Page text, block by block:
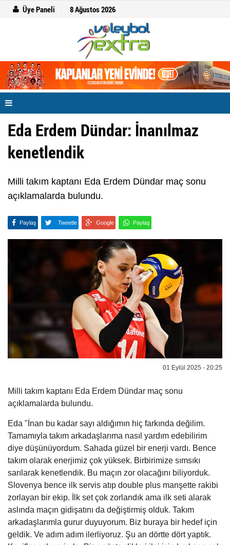
Üye Paneli 8 Ağustos 2026
Eda Erdem Dündar: İnanılmaz
kenetlendik
Milli takım kaptanı Eda Erdem Dündar maç sonu
açıklamalarda bulundu.
Paylaş Tweetle Google Paylaş
01 Eylül 2025 - 20:25
Milli takım kaptanı Eda Erdem Dündar maç sonu
açıklamalarda bulundu.
Eda "İnan bu kadar sayı aldığımın hiç farkında değilim.
Tamamıyla takım arkadaşlarıma nasıl yardım edebilirim
diye düşünüyordum. Sahada güzel bir enerji vardı. Bence
takım olarak enerjimiz çok yüksek. Birbirimize sımsıkı
sarılarak kenetlendik. Bu maçın zor olacağını biliyorduk.
Slovenya bence ilk servis atıp double plus manşette rakibi
zorlayan bir ekip. İlk set çok zorlandık ama ilk seti alarak
aslında maçın gidişatını da değiştirmiş olduk. Takım
arkadaşlarımla gurur duyuyorum. Biz buraya bir hedef için
geldik. Ve adım adım ilerliyoruz. Şu an dörtte dört yaptık.